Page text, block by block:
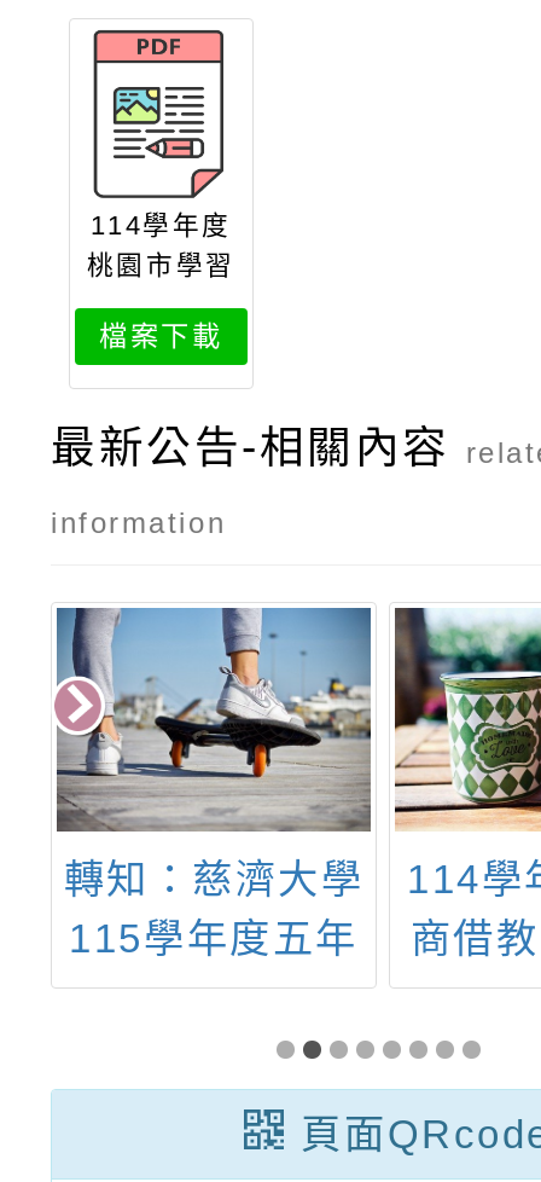
114學年度
桃園市學習
扶助整體行
政推動計畫
子計畫十三
科技化評量
系統增能研
檔案下載
最新公告-相關內容
information
轉知：慈濟大學
115學年度五年
制護理科原住民
族學生單獨招生
訊息
114學
商借
理師
頁面